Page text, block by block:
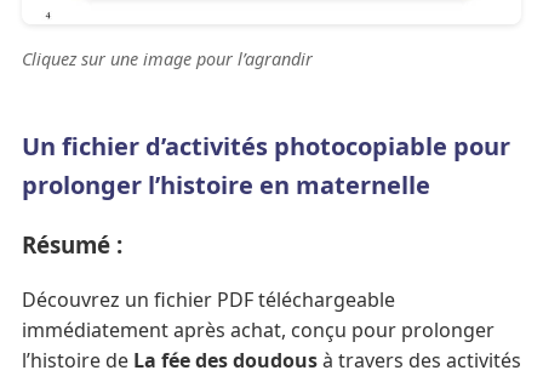
Cliquez sur une image pour l’agrandir
Un fichier d’activités photocopiable pour
prolonger l’histoire en maternelle
Résumé :
Découvrez un fichier PDF téléchargeable
immédiatement après achat, conçu pour prolonger
l’histoire de La fée des doudousà travers des activités